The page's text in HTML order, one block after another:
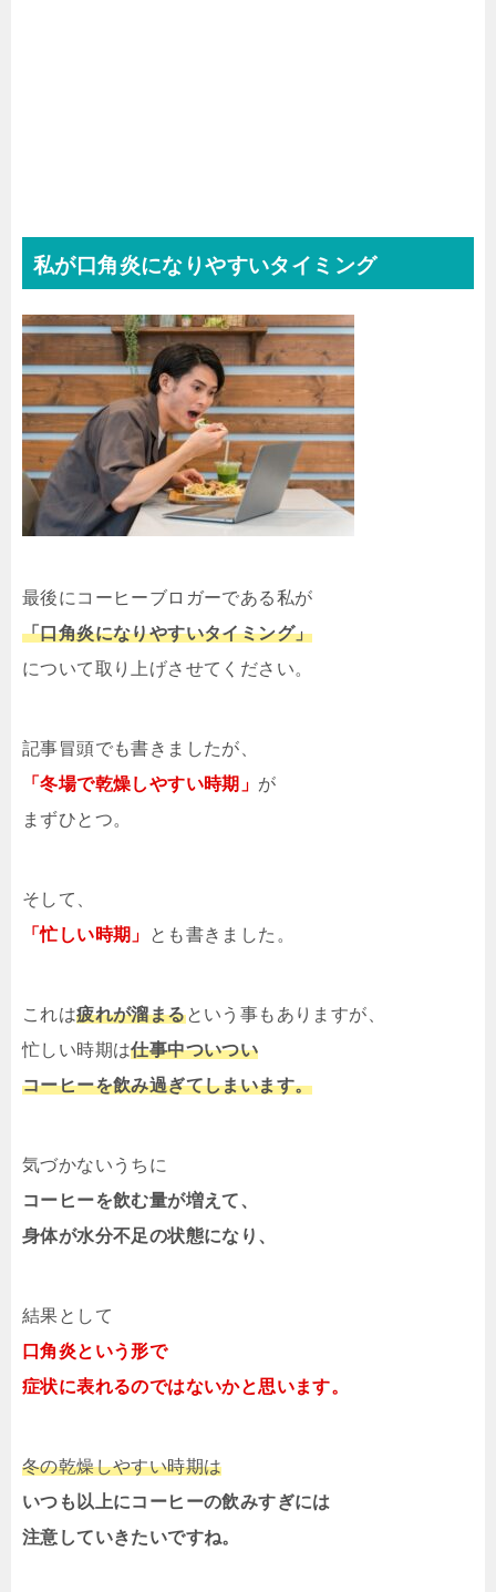
私が口角炎になりやすいタイミング
最後にコーヒーブロガーである私が
「口角炎になりやすいタイミング」
について取り上げさせてください。
記事冒頭でも書きましたが、
「冬場で乾燥しやすい時期」 が
まずひとつ。
そして、
「忙しい時期」
とも書きました。
これは疲れが溜まるという事もありますが、
忙しい時期は仕事中ついつい
コーヒーを飲み過ぎてしまいます。
気づかないうちに
コーヒーを飲む量が増えて、
身体が水分不足の状態になり、
結果として
口角炎という形で
症状に表れるのではないかと思います。
冬の乾燥しやすい時期は
いつも以上にコーヒーの飲みすぎには
注意していきたいですね。